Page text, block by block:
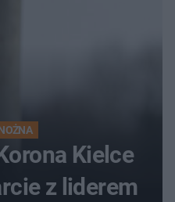
Kielce
z liderem